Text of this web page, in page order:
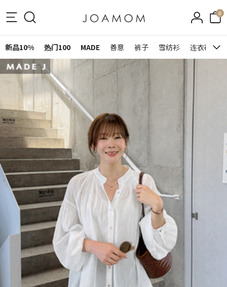
0
新品10% 热门100 MADE 善意 裤子 雪纺衫 连衣裙&裙